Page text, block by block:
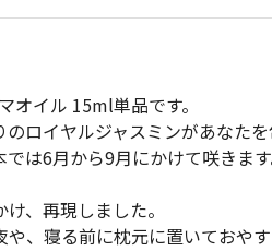
オイル 15ml単品です。
ロイヤルジャスミンがあなたを
は6月から9月にかけて咲きます
、再現しました。
、寝る前に枕元に置いておや